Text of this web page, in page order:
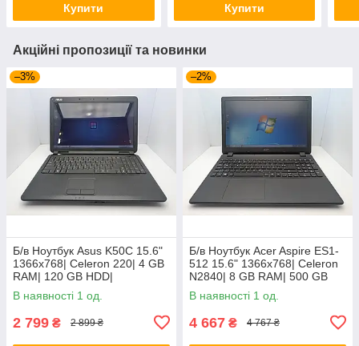
Купити Купити
Акційні пропозиції та новинки
–3%
Б/в Ноутбук Asus K50C 15.6"
1366x768| Celeron 220| 4 GB
RAM| 120 GB HDD|
В наявності 1 од.
2 799 ₴ 2 899 ₴
–2%
Б/в Ноутбук Acer Aspire ES1-
512 15.6" 1366x768| Celeron
N2840| 8 GB RAM| 500 GB
HDD| HD
В наявності 1 од.
4 667 ₴ 4 767 ₴